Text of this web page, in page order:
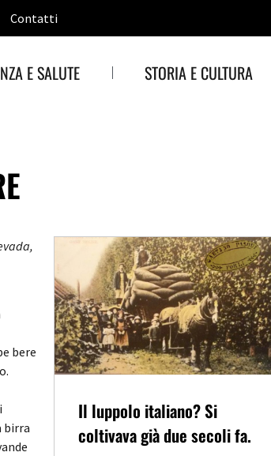
Contatti
E SALUTE STORIA E CULTURA
bere
birra
Il luppolo italiano? Si
coltivava già due secoli fa.